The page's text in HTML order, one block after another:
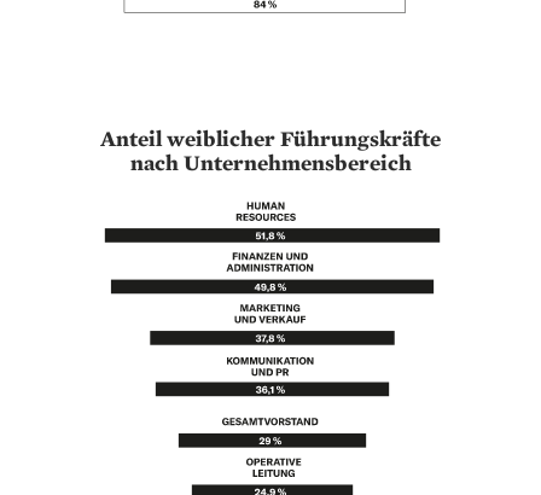
Anteil weiblicher Führungskräfte
nach Unternehmensbereich